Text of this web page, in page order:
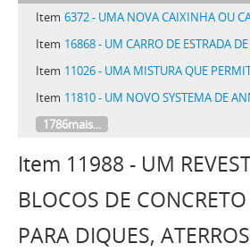
Item 6372 - UMA NOVA CAIXINHA OU CARTEIRINHA PARA CIGARROS
Item 16868 - UM CARRO DE ESTRADA DE FERRO PARA O TRANSPORTE DE CARGAS OU DE
Item 11026 - UMA MISTURA QUE PERMITTE A COMPRESSÃO
Item 11810 - UM NOVO SYSTEMA DE ANNUNCIOS-RECLAMES, DENOMINADO PROGRESSO, CONSISTINDO
1786mais...
Item 11988 - UM
BLOCOS DE
PARA DIQUES,